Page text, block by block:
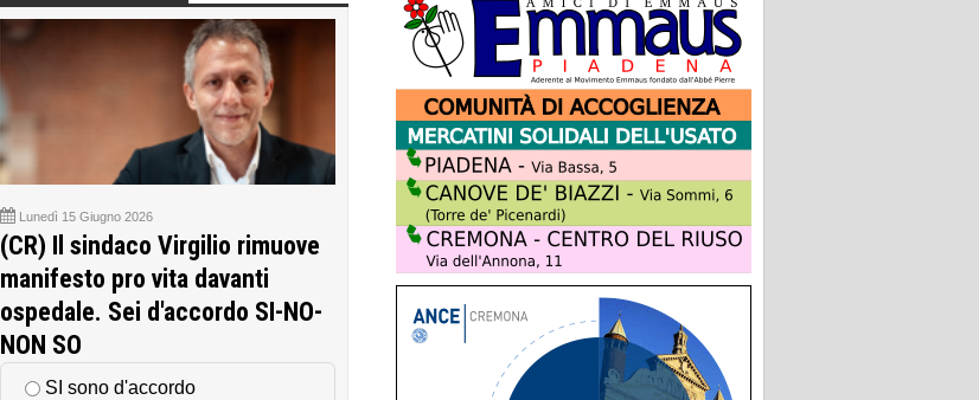
Lunedì 15 Giugno 2026
(CR) Il sindaco Virgilio rimuove
manifesto pro vita davanti
ospedale. Sei d'accordo SI-NO-
NON SO
SI sono d'accordo